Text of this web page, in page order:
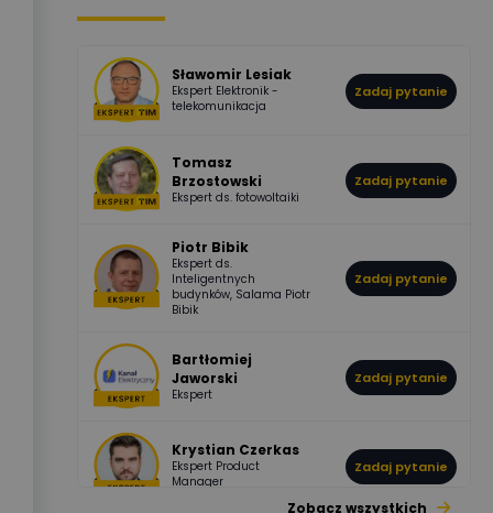
Pawel02 955 374
boss 532 714
DawidZak 796
Odpowiedzi
244
Ocen
Sławomir Lesiak
Ekspert Elektronik -
telekomunikacja
Zadaj pytanie
Tomasz
Brzostowski
Ekspert ds. fotowoltaiki
Zadaj pytanie
Piotr Bibik
Ekspert ds.
Inteligentnych
budynków, Salama Piotr
Bibik
Zadaj pytanie
Bartłomiej
Jaworski
Ekspert
Zadaj pytanie
Krystian Czerkas
Ekspert Product
Manager
Zadaj pytanie
Zobacz wszystkich